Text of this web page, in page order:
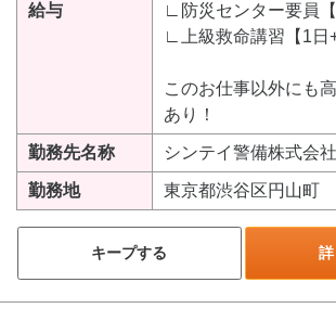
給与
∟防災センター要員【
∟上級救命講習【1日
このお仕事以外にも
あり！
勤務先名称 シンテイ警備株式会
勤務地 東京都渋谷区円山町
キープする